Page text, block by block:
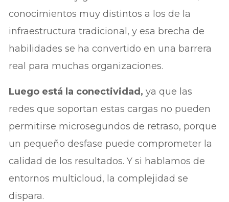
conocimientos muy distintos a los de la
infraestructura tradicional, y esa brecha de
habilidades se ha convertido en una barrera
real para muchas organizaciones.
Luego está la conectividad, ya que las
redes que soportan estas cargas no pueden
permitirse microsegundos de retraso, porque
un pequeño desfase puede comprometer la
calidad de los resultados. Y si hablamos de
entornos multicloud, la complejidad se
dispara.